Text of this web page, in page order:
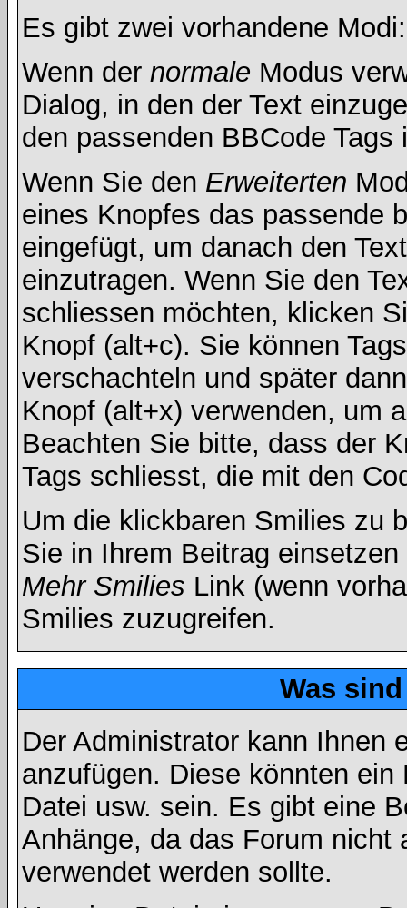
Es gibt zwei vorhandene
Wenn der normale Modus
Dialog, in den der Text
den passenden BBCode
Wenn Sie den Erweiterten
eines Knopfes das passende
eingefügt, um danach den
einzutragen. Wenn Sie den
schliessen möchten, klicken
Knopf (alt+c). Sie können
verschachteln und später
Knopf (alt+x) verwenden, um
Beachten Sie bitte, dass der
Tags schliesst, die mit den
Um die klickbaren Smilies zu
Sie in Ihrem Beitrag
Mehr Smilies Link (wenn
Smilies zuzugreifen.
Was
Der Administrator kann Ihnen
anzufügen. Diese könnten
Datei usw. sein. Es gibt eine
Anhänge, da das Forum nicht
verwendet werden sollte.